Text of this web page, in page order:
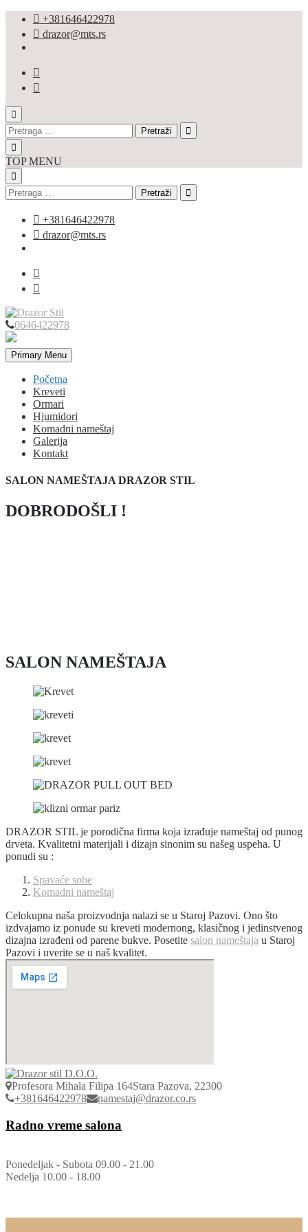
Skip
content
+381646422978
drazor@mts.rs
Pretraga
za:
TOP MENU
Pretraga
za:
+381646422978
drazor@mts.rs
0646422978
Primary Menu
Početna
Kreveti
Ormari
Hjumidori
Komadni nameštaj
Galerija
Kontakt
SALON NAMEŠTAJA DRAZOR STIL
DOBRODOŠLI !
SALON NAMEŠTAJA
DRAZOR STIL je porodična firma koja izrađuje nameštaj od punog
drveta. Kvalitetni materijali i dizajn sinonim su našeg uspeha. U
ponudi su :
Spavaće sobe
Komadni nameštaj
Celokupna naša proizvodnja nalazi se u Staroj Pazovi. Ono što
izdvajamo iz ponude su kreveti modernong, klasičnog i jedinstvenog
dizajna izrađeni od parene bukve. Posetite salon nameštaja u Staroj
Pazovi i uverite se u naš kvalitet.
Profesora Mihala Filipa 164Stara Pazova, 22300
+381646422978
namestaj@drazor.co.rs
Radno vreme salona
Ponedeljak - Subota 09.00 - 21.00
Nedelja 10.00 - 18.00